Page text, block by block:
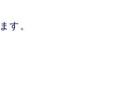
す。